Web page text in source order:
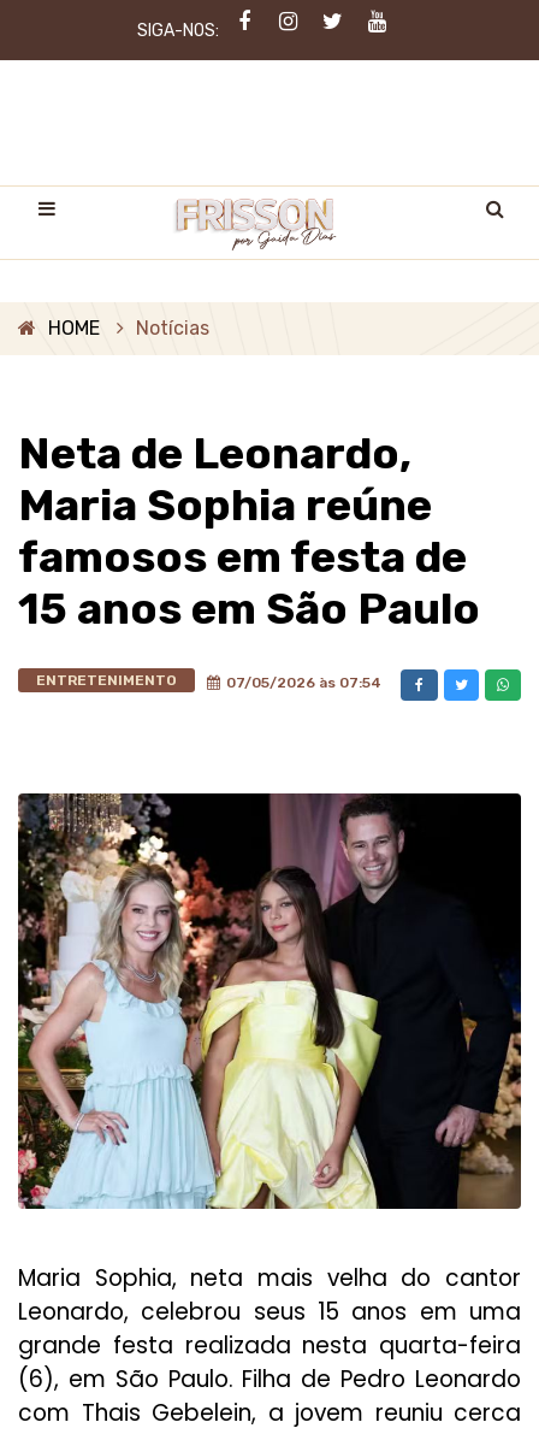
SIGA-NOS:
HOME Notícias
Neta de Leonardo,
Maria Sophia reúne
famosos em festa de
15 anos em São Paulo
ENTRETENIMENTO 07/05/2026 às 07:54
Maria Sophia, neta mais velha do cantor
Leonardo, celebrou seus 15 anos em uma
grande festa realizada nesta quarta-feira
(6), em São Paulo. Filha de Pedro Leonardo
com Thais Gebelein, a jovem reuniu cerca